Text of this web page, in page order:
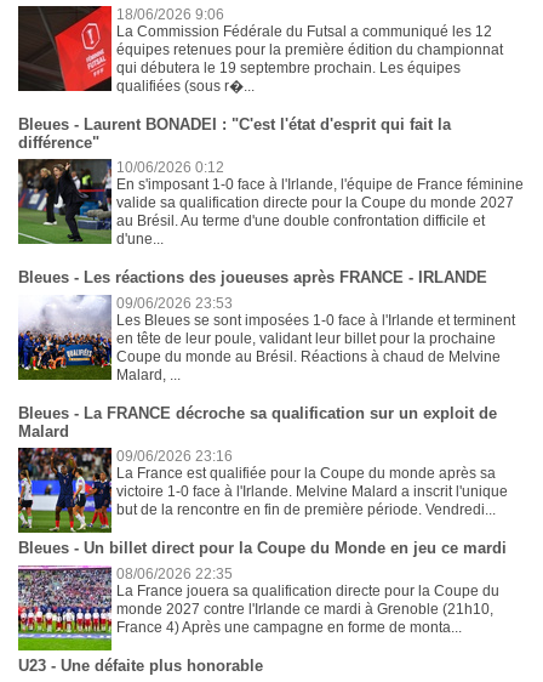
18/06/2026 9:06
La Commission Fédérale du Futsal a communiqué les 12
équipes retenues pour la première édition du championnat
qui débutera le 19 septembre prochain. Les équipes
qualifiées (sous r�...
Bleues - Laurent BONADEI : "C'est l'état d'esprit qui fait la
différence"
10/06/2026 0:12
En s'imposant 1-0 face à l'Irlande, l'équipe de France féminine
valide sa qualification directe pour la Coupe du monde 2027
au Brésil. Au terme d'une double confrontation difficile et
d'une...
Bleues - Les réactions des joueuses après FRANCE - IRLANDE
09/06/2026 23:53
Les Bleues se sont imposées 1-0 face à l'Irlande et terminent
en tête de leur poule, validant leur billet pour la prochaine
Coupe du monde au Brésil. Réactions à chaud de Melvine
Malard, ...
Bleues - La FRANCE décroche sa qualification sur un exploit de
Malard
09/06/2026 23:16
La France est qualifiée pour la Coupe du monde après sa
victoire 1-0 face à l'Irlande. Melvine Malard a inscrit l'unique
but de la rencontre en fin de première période. Vendredi...
Bleues - Un billet direct pour la Coupe du Monde en jeu ce mardi
08/06/2026 22:35
La France jouera sa qualification directe pour la Coupe du
monde 2027 contre l'Irlande ce mardi à Grenoble (21h10,
France 4) Après une campagne en forme de monta...
U23 - Une défaite plus honorable